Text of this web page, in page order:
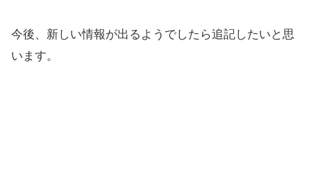
今後、新しい情報が出るようでしたら追記したいと思
います。